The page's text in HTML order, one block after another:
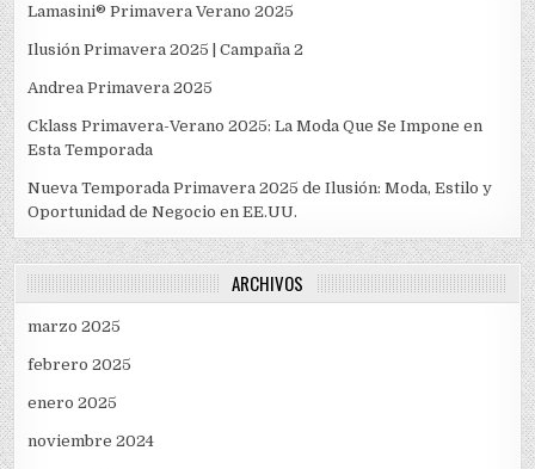
Lamasini® Primavera Verano 2025
Ilusión Primavera 2025 | Campaña 2
Andrea Primavera 2025
Cklass Primavera-Verano 2025: La Moda Que Se Impone en
Esta Temporada
Nueva Temporada Primavera 2025 de Ilusión: Moda, Estilo y
Oportunidad de Negocio en EE.UU.
ARCHIVOS
marzo 2025
febrero 2025
enero 2025
noviembre 2024